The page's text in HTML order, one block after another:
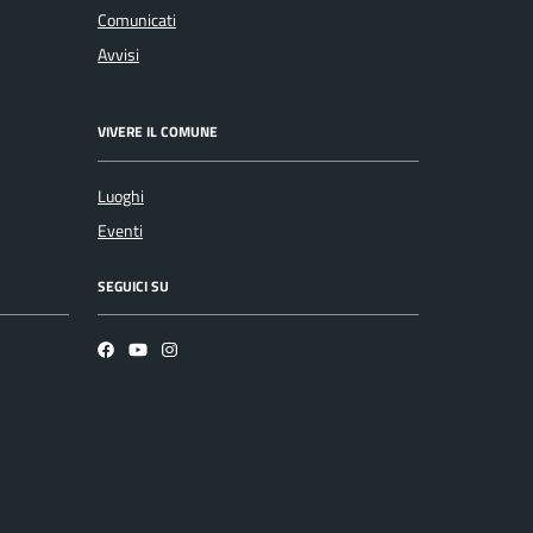
Comunicati
Avvisi
VIVERE IL COMUNE
Luoghi
Eventi
SEGUICI SU
Facebook
YouTubeInstagram